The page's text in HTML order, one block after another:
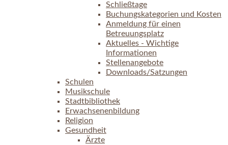
Schließtage
Buchungskategorien und Kosten
Anmeldung für einen
Betreuungsplatz
Aktuelles - Wichtige
Informationen
Stellenangebote
Downloads/Satzungen
Schulen
Musikschule
Stadtbibliothek
Erwachsenenbildung
Religion
Gesundheit
Ärzte